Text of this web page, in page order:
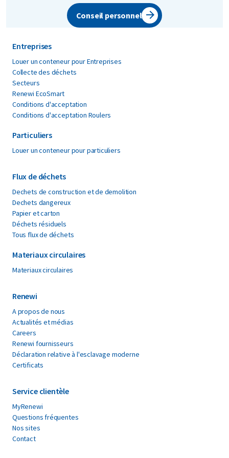
toiture, le papier et le carton...
bois endommagé par le feu
Pour cela, nous avons d'autres solutions.
Demandez-nous un
engagement.
Conseil personnel
Entreprises
Louer un conteneur pour Entreprises
Collecte des déchets
Secteurs
Renewi EcoSmart
Conditions d'acceptation
Conditions d'acceptation Roulers
Particuliers
Louer un conteneur pour particuliers
Flux de déchets
Dechets de construction et de demolition
Dechets dangereux
Papier et carton
Déchets résiduels
Tous flux de déchets
Materiaux circulaires
Materiaux circulaires
Renewi
A propos de nous
Actualités et médias
Careers
Renewi fournisseurs
Déclaration relative à l'esclavage moderne
Certificats
Service clientèle
MyRenewi
Questions fréquentes
Nos sites
Contact